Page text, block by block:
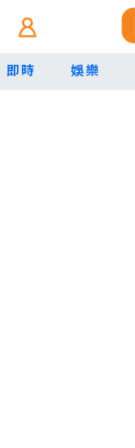
即時 娛樂